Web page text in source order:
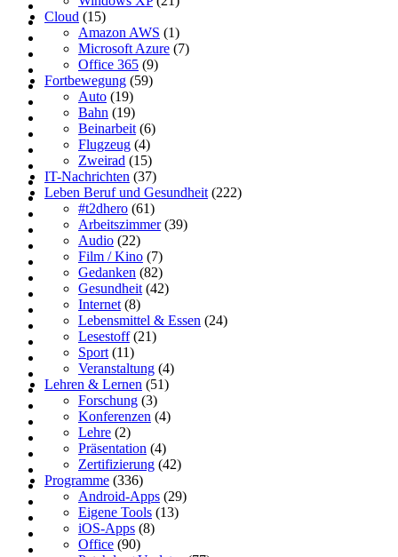
Cloud (15)
Amazon AWS (1)
Microsoft Azure (7)
Office 365 (9)
Fortbewegung (59)
Auto (19)
Bahn (19)
Beinarbeit (6)
Flugzeug (4)
Zweirad (15)
IT-Nachrichten (37)
Leben Beruf und Gesundheit (222)
#t2dhero (61)
Arbeitszimmer(39)
Audio (22)
Film / Kino (7)
Gedanken (82)
Gesundheit (42)
Internet (8)
Lebensmittel & Essen (24)
Lesestoff(21)
Sport (11)
Veranstaltung (4)
Lehren & Lernen (51)
Forschung (3)
Konferenzen (4)
Lehre (2)
Präsentation (4)
Zertifizierung (42)
Programme (336)
Android-Apps (29)
Eigene Tools (13)
iOS-Apps (8)
Office (90)